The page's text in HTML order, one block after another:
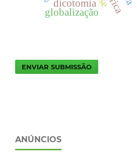
dicotomia
globalização
ENVIAR SUBMISSÃO
ANÚNCIOS